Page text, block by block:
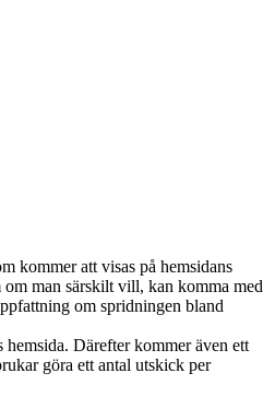
kommer att visas på hemsidans
om man särskilt vill, kan komma med
om spridningen bland
Därefter kommer även ett
göra ett antal utskick per